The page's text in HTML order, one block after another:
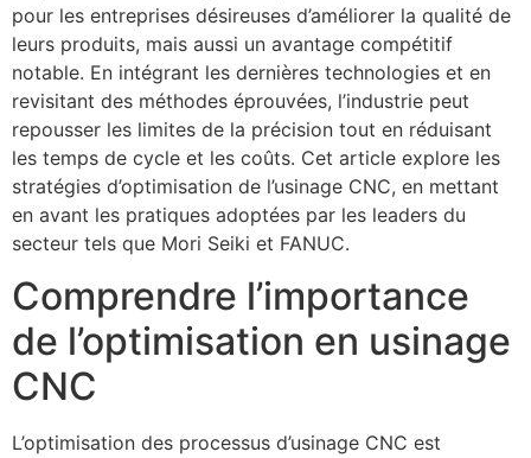
pour les entreprises désireuses d’améliorer la qualité de
leurs produits, mais aussi un avantage compétitif
notable. En intégrant les dernières technologies et en
revisitant des méthodes éprouvées, l’industrie peut
repousser les limites de la précision tout en réduisant
les temps de cycle et les coûts. Cet article explore les
stratégies d’optimisation de l’usinage CNC, en mettant
en avant les pratiques adoptées par les leaders du
secteur tels que Mori Seiki et FANUC.
Comprendre l’importance
de l’optimisation en usinage
CNC
L’optimisation des processus d’usinage CNC est